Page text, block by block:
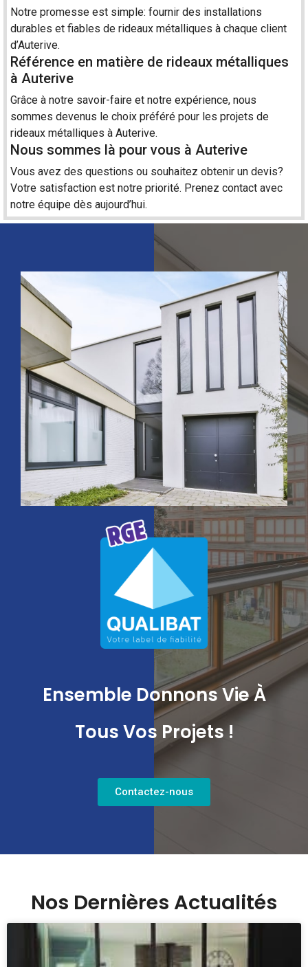
Notre promesse est simple: fournir des installations
durables et fiables de rideaux métalliques à chaque client
d’Auterive.
Référence en matière de rideaux métalliques
à Auterive
Grâce à notre savoir-faire et notre expérience, nous
sommes devenus le choix préféré pour les projets de
rideaux métalliques à Auterive.
Nous sommes là pour vous à Auterive
Vous avez des questions ou souhaitez obtenir un devis?
Votre satisfaction est notre priorité. Prenez contact avec
notre équipe dès aujourd’hui.
Ensemble Donnons Vie À
Tous Vos Projets !
Contactez-nous
Nos Dernières Actualités